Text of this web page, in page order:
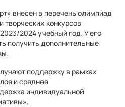
внесен в перечень олимпиад
творческих конкурсов
2024 учебный год. У его
получить дополнительные
поддержку в рамках
и среднее
индивидуальной